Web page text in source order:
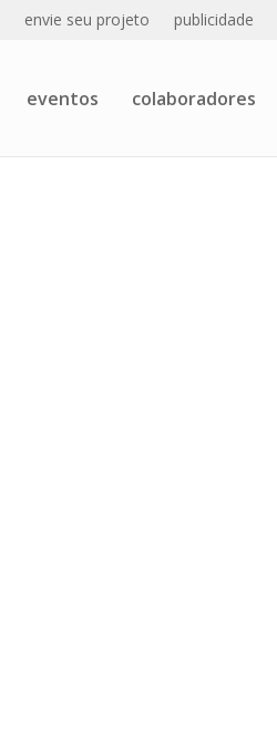
envie seu projeto publicidade
eventos colaboradores